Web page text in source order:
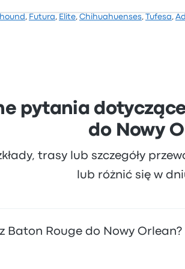
, Futura, Elite, Chihuahuenses, Tufesa,
pytania
do Nowy
trasy lub szczegóły
lub różnić się w
Baton Rouge do Nowy Orlean?